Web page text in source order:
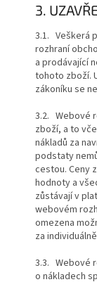
3.
3.1. Veškerá
rozhraní
a prodávající
tohoto zboží.
zákoníku se
3.2. Webové
zboží, a to
nákladů za
podstaty
cestou. Ceny
hodnoty a
zůstávají v
webovém
omezena
za
3.3. Webové
o nákladech